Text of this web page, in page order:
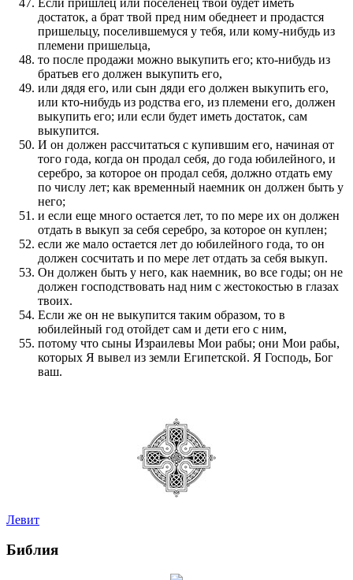
достаток, а брат твой пред ним обеднеет и продастся
пришельцу, поселившемуся у тебя, или кому-нибудь из
племени пришельца,
то после продажи можно выкупить его; кто-нибудь из
братьев его должен выкупить его,
или дядя его, или сын дяди его должен выкупить его,
или кто-нибудь из родства его, из племени его, должен
выкупить его; или если будет иметь достаток, сам
выкупится.
И он должен рассчитаться с купившим его, начиная от
того года, когда он продал себя, до года юбилейного, и
серебро, за которое он продал себя, должно отдать ему
по числу лет; как временный наемник он должен быть у
него;
и если еще много остается лет, то по мере их он должен
отдать в выкуп за себя серебро, за которое он куплен;
если же мало остается лет до юбилейного года, то он
должен сосчитать и по мере лет отдать за себя выкуп.
Он должен быть у него, как наемник, во все годы; он не
должен господствовать над ним с жестокостью в глазах
твоих.
Если же он не выкупится таким образом, то в
юбилейный год отойдет сам и дети его с ним,
потому что сыны Израилевы Мои рабы; они Мои рабы,
которых Я вывел из земли Египетской. Я Господь, Бог
ваш.
Левит
Библия